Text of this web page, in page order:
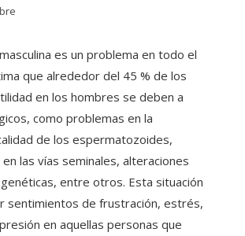
es un problema en todo el
que alrededor del 45 % de los
en los hombres se deben a
como problemas en la
de los espermatozoides,
las vías seminales, alteraciones
entre otros. Esta situación
sentimientos de frustración, estrés,
en aquellas personas que